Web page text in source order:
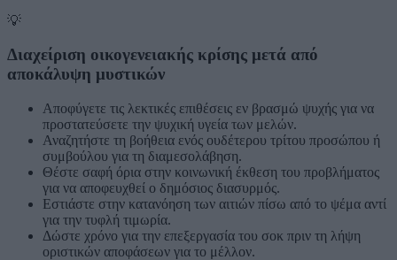
💡
Διαχείριση οικογενειακής κρίσης μετά από
αποκάλυψη μυστικών
Αποφύγετε τις λεκτικές επιθέσεις εν βρασμώ ψυχής για να
προστατεύσετε την ψυχική υγεία των μελών.
Αναζητήστε τη βοήθεια ενός ουδέτερου τρίτου προσώπου ή
συμβούλου για τη διαμεσολάβηση.
Θέστε σαφή όρια στην κοινωνική έκθεση του προβλήματος
για να αποφευχθεί ο δημόσιος διασυρμός.
Εστιάστε στην κατανόηση των αιτιών πίσω από το ψέμα αντί
για την τυφλή τιμωρία.
Δώστε χρόνο για την επεξεργασία του σοκ πριν τη λήψη
οριστικών αποφάσεων για το μέλλον.